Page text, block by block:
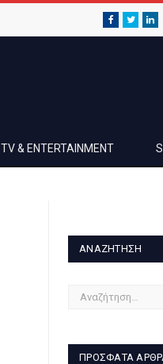
Facebook
Twitter
TV & ENTERTAINMENT
ΑΝΑΖΉΤΗΣΗ
ΠΡΌΣΦΑΤΑ